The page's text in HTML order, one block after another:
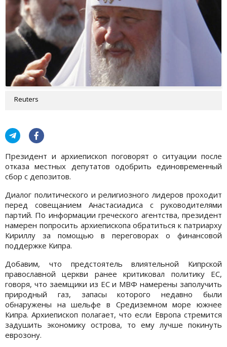
Reuters
Президент и архиепископ поговорят о ситуации после
отказа местных депутатов одобрить единовременный
сбор с депозитов.
Диалог политического и религиозного лидеров проходит
перед совещанием Анастасиадиса с руководителями
партий. По информации греческого агентства, президент
намерен попросить архиепископа обратиться к патриарху
Кириллу за помощью в переговорах о финансовой
поддержке Кипра.
Добавим, что предстоятель влиятельной Кипрской
православной церкви ранее критиковал политику ЕС,
говоря, что заемщики из ЕС и МВФ намерены заполучить
природный газ, запасы которого недавно были
обнаружены на шельфе в Средиземном море южнее
Кипра. Архиепископ полагает, что если Европа стремится
задушить экономику острова, то ему лучше покинуть
еврозону.